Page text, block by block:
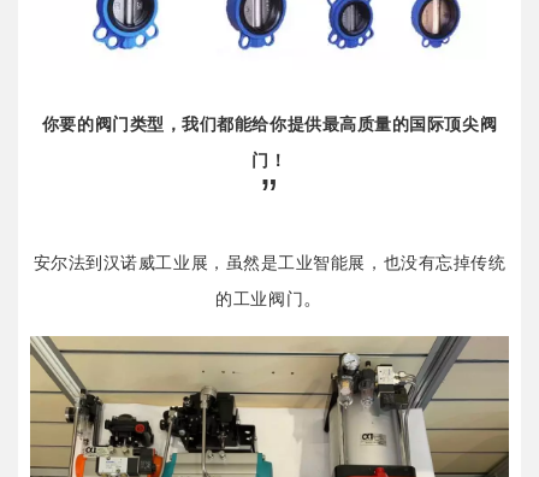
你要的阀门类型，我们都能给你提供最高质量的国际顶尖阀
门！
”
安尔法到汉诺威工业展，虽然是工业智能展，也没有忘掉传统
的工业阀门。